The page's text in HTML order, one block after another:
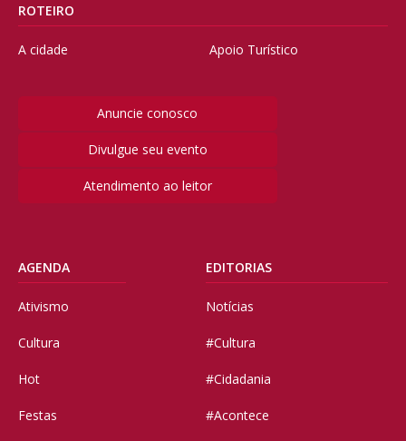
ROTEIRO
A cidade Apoio Turístico
Anuncie conosco
Divulgue seu evento
Atendimento ao leitor
AGENDA
Ativismo
Cultura
Hot
Festas
EDITORIAS
Notícias
#Cultura
#Cidadania
#Acontece